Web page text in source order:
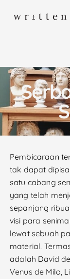
Pembicaraan
tak dapat
satu cabang
yang telah
sepanjang
visi para
lewat sebuah
material.
adalah David
Venus de Milo,